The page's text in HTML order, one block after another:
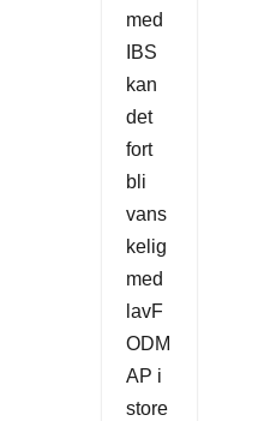
med
IBS
kan
det
fort
bli
vans
kelig
med
lavF
ODM
AP i
store